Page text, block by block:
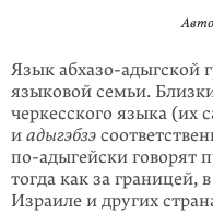
Язык абхазо-адыгской
языковой семьи.
черкесского языка (их
и адыгэбзэ
по-адыгейски говорят
тогда как за
Израиле и других